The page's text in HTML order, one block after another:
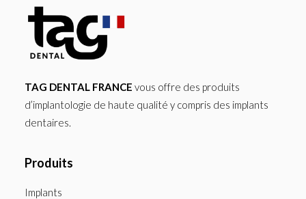
TAG DENTAL FRANCE vous offre des produits
d’implantologie de haute qualité y compris des implants
dentaires.
Produits
Implants